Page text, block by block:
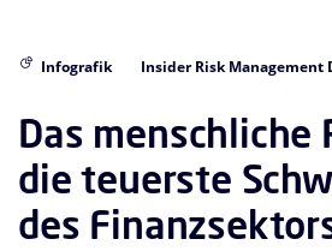
Infografik Insider Risk Management
Das menschliche
die teuerste
des